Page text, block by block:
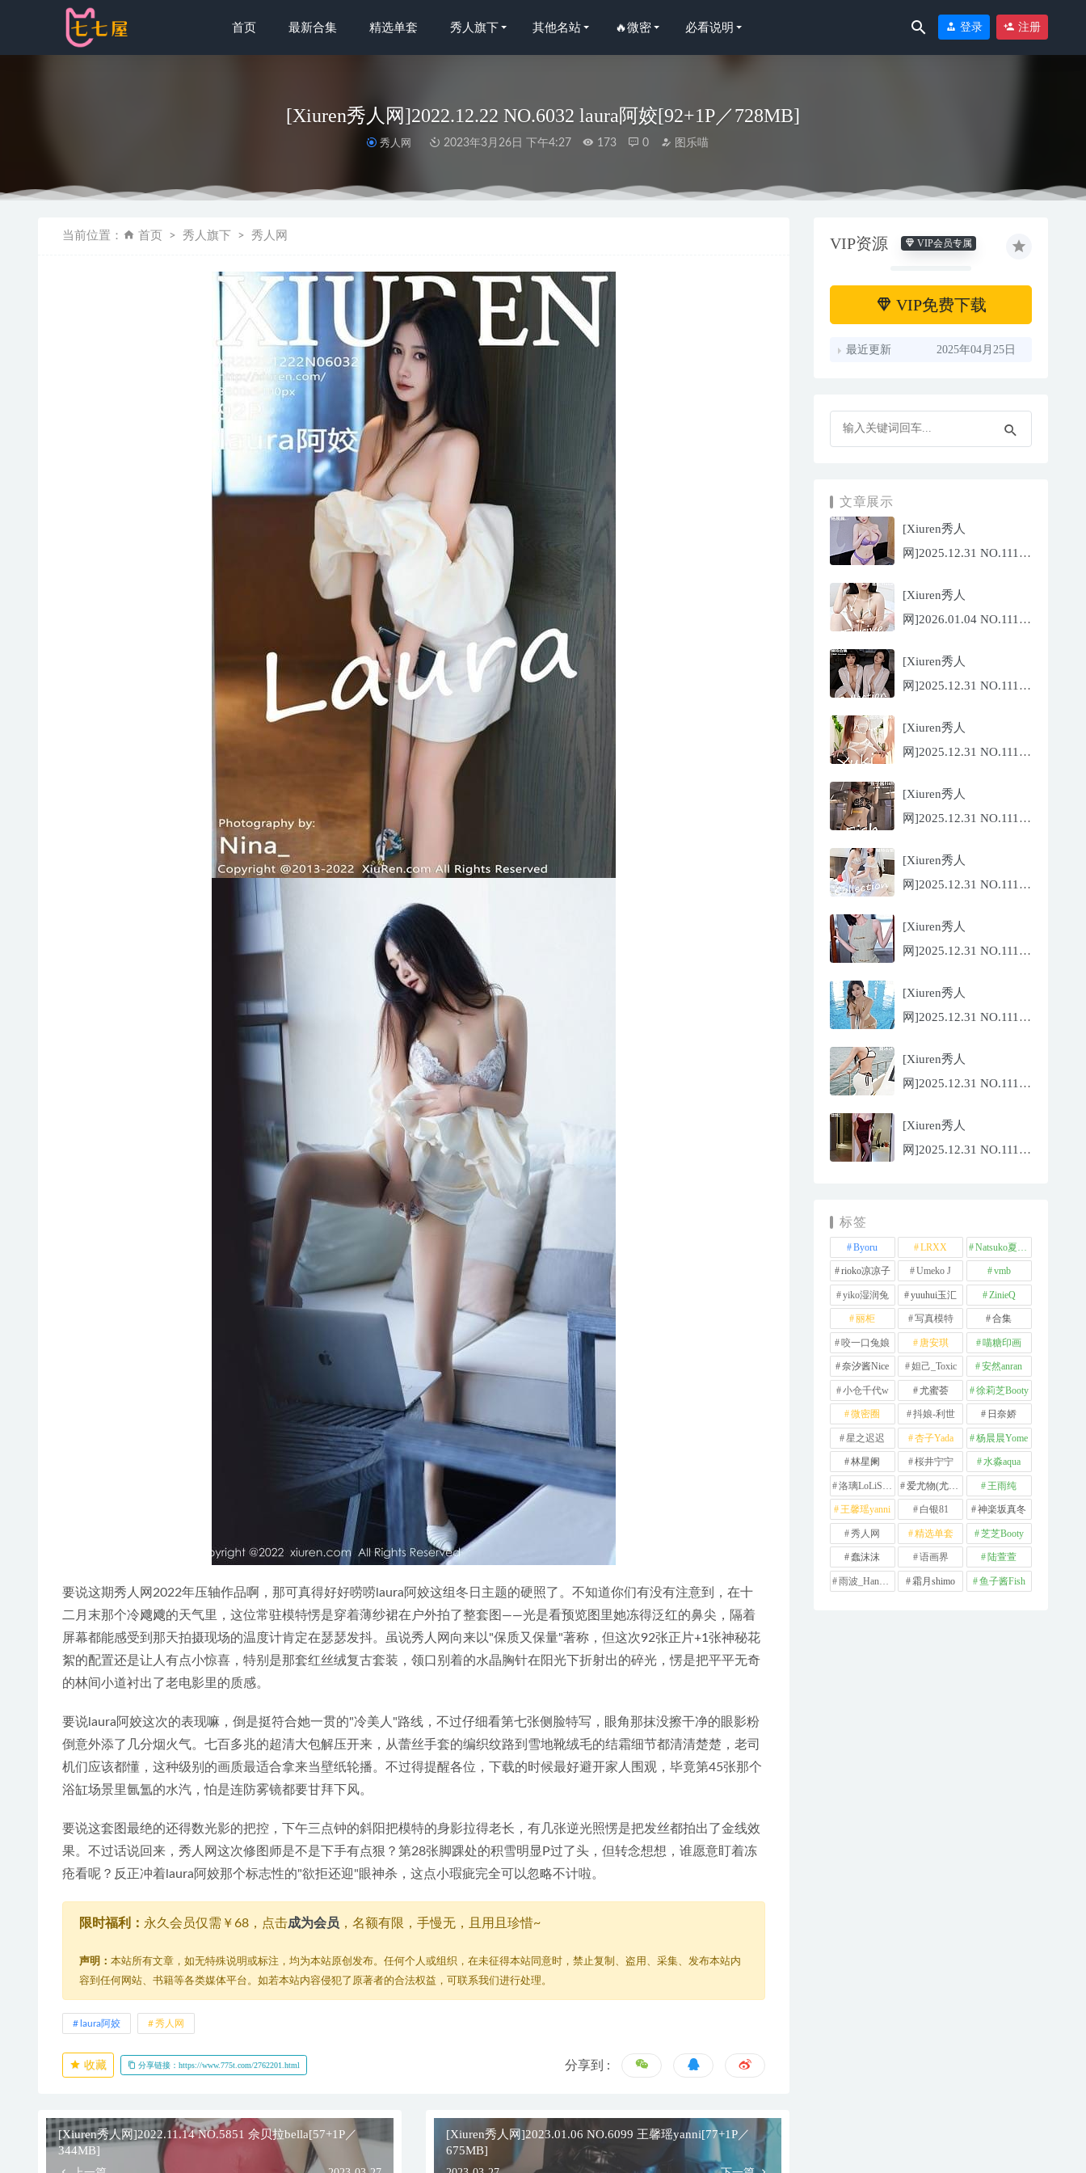
首页 最新合集 精选单套 秀人旗下 其他名站 🔥微密 必看说明 登录 注册
[Xiuren秀人网]2022.12.22 NO.6032 laura阿姣[92+1P／728MB]
秀人网 2023年3月26日 下午4:27 173 0 图乐喵
当前位置： 首页 秀人旗下 秀人网
要说这期秀人网2022年压轴作品啊，那可真得好好唠唠laura阿姣这组冬日主题的硬照了。不知道你们有没有注意到，在十
二月末那个冷飕飕的天气里，这位常驻模特愣是穿着薄纱裙在户外拍了整套图——光是看预览图里她冻得泛红的鼻尖，隔着
屏幕都能感受到那天拍摄现场的温度计肯定在瑟瑟发抖。虽说秀人网向来以"保质又保量"著称，但这次92张正片+1张神秘花
絮的配置还是让人有点小惊喜，特别是那套红丝绒复古套装，领口别着的水晶胸针在阳光下折射出的碎光，愣是把平平无奇
的林间小道衬出了老电影里的质感。
要说laura阿姣这次的表现嘛，倒是挺符合她一贯的"冷美人"路线，不过仔细看第七张侧脸特写，眼角那抹没擦干净的眼影粉
倒意外添了几分烟火气。七百多兆的超清大包解压开来，从蕾丝手套的编织纹路到雪地靴绒毛的结霜细节都清清楚楚，老司
机们应该都懂，这种级别的画质最适合拿来当壁纸轮播。不过得提醒各位，下载的时候最好避开家人围观，毕竟第45张那个
浴缸场景里氤氲的水汽，怕是连防雾镜都要甘拜下风。
要说这套图最绝的还得数光影的把控，下午三点钟的斜阳把模特的身影拉得老长，有几张逆光照愣是把发丝都拍出了金线效
果。不过话说回来，秀人网这次修图师是不是下手有点狠？第28张脚踝处的积雪明显P过了头，但转念想想，谁愿意盯着冻
疮看呢？反正冲着laura阿姣那个标志性的"欲拒还迎"眼神杀，这点小瑕疵完全可以忽略不计啦。
限时福利： 永久会员仅需￥68，点击成为会员 ，名额有限，手慢无，且用且珍惜~
声明： 本站所有文章，如无特殊说明或标注，均为本站原创发布。任何个人或组织，在未征得本站同意时，禁止复制、盗用、采集、发布本站内
容到任何网站、书籍等各类媒体平台。如若本站内容侵犯了原著者的合法权益，可联系我们进行处理。
laura阿姣 秀人网
收藏 分享链接：https://www.775t.com/2762201.html 分享到 :
[Xiuren秀人网]2022.11.14 NO.5851 佘贝拉bella[57+1P／
344MB]
[Xiuren秀人网]2023.01.06 NO.6099 王馨瑶yanni[77+1P／
675MB]
VIP资源 VIP会员专属
VIP免费下载
最近更新 2025年04月25日
文章展示
[Xiuren秀人
网]2025.12.31 NO.11187
[Xiuren秀人
网]2026.01.04 NO.11189
_Thrive[71P/640.85MB]
[Xiuren秀人
网]2025.12.31 NO.11188
[Xiuren秀人
网]2025.12.31 NO.11185
Yuki[75P/942.33MB]
[Xiuren秀人
网]2025.12.31 NO.11186
Fish[79P/773.17MB]
[Xiuren秀人
网]2025.12.31 NO.11184
[82P/854.18MB]
[Xiuren秀人
网]2025.12.31 NO.11183
[Xiuren秀人
网]2025.12.31 NO.11182
[81P/959.10MB]
[Xiuren秀人
网]2025.12.31 NO.11180
[Xiuren秀人
网]2025.12.31 NO.11181
标签
Byoru LRXX Natsuko夏夏子
rioko凉凉子 Umeko J vmb
yiko湿润兔 yuuhui玉汇 ZinieQ
丽柜 写真模特 合集
咬一口兔娘 唐安琪 喵糖印画
奈汐酱Nice 妲己_Toxic 安然anran
小仓千代w 尤蜜荟 徐莉芝Booty
微密圈 抖娘-利世 日奈娇
星之迟迟 杏子Yada 杨晨晨Yome
林星阑 桜井宁宁 水淼aqua
洛璃LoLiSAMA 爱尤物(尤果网) 王雨纯
王馨瑶yanni 白银81 神楽坂真冬
秀人网 精选单套 芝芝Booty
蠢沫沫 语画界 陆萱萱
雨波_HaneAme 霜月shimo 鱼子酱Fish
屿鱼 – NO.092 碧蓝航线-史特拉塞·艳书美玉[98P-442MB]
ElyEE子 – NO.100 Ragdoll Cat Doll 布偶貓少女人形[51P-165MB]
鹿八岁baby – 修女审判日 [71P1V-1.11GB] 2025-05-09